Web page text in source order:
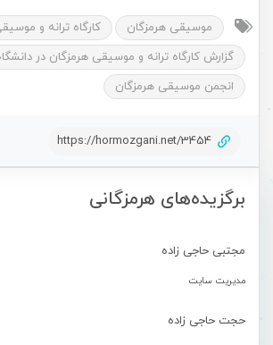
برگزیده‌های هرمزگانی
مجتبی حاجی زاده
مدیریت سایت
حجت حاجی زاده
موسیقی هرمزگان
کارگاه ترانه و
گزارش کارگاه ترانه و موسیقی هرمزگان در
انجمن موسیقی هرمزگان
https://hormozgani.net/3454